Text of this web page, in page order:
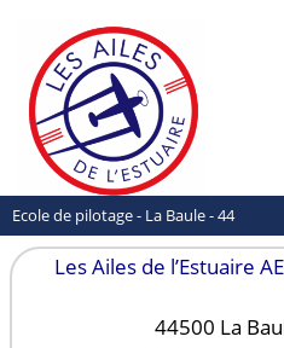
Ecole de pilotage - La Baule - 44
Les Ailes de l’Estuaire
44500 La